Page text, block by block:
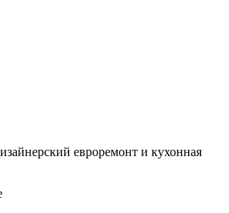
евроремонт и кухонная